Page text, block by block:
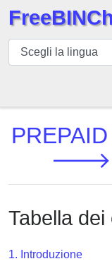
BIN
checker
BIN
Numero
API
BIN
Generator
BIN
Checker
🡒
Tabella dei
1. Introduzione